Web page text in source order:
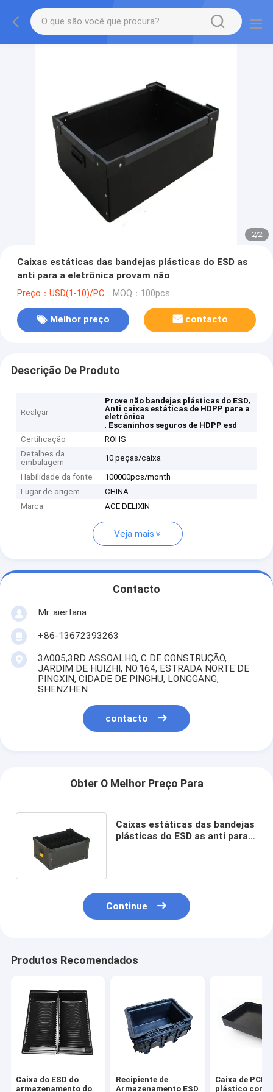
2/2
Caixas estáticas das bandejas plásticas do ESD as
anti para a eletrônica provam não
Preço：USD(1-10)/PC MOQ：100pcs
Melhor preço contacto
Descrição De Produto
Realçar
Prove não bandejas plásticas do ESD,
Anti caixas estáticas de HDPP para a
eletrônica
, Escaninhos seguros de HDPP esd
Certificação
ROHS
Detalhes da
embalagem
10 peças/caixa
Habilidade da fonte
100000pcs/month
Lugar de origem
CHINA
Marca
ACE DELIXIN
Veja mais
Contacto
Mr. aiertana
+86-13672393263
3A005,3RD ASSOALHO, C DE CONSTRUÇÃO,
JARDIM DE HUIZHI, NO.164, ESTRADA NORTE DE
PINGXIN, CIDADE DE PINGHU, LONGGANG,
SHENZHEN.
contacto
Obter O Melhor Preço Para
Caixas estáticas das bandejas
plásticas do ESD as anti para a
Continue
Produtos Recomendados
Caixa do ESD do
armazenamento do
Recipiente de
Armazenamento ESD
Caixa de PCB
plástico